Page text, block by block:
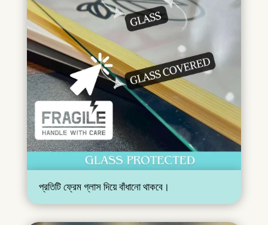
প্রতিটি ফ্রেম গ্লাস দিয়ে বাঁধানো থাকবে।